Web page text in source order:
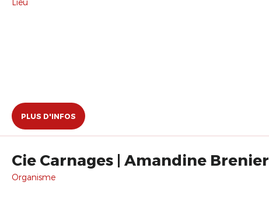
Lieu
PLUS D'INFOS
Cie Carnages | Amandine Brenier
Organisme